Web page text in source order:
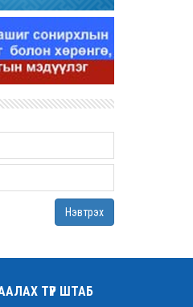
хуралдаанаар
хуралдаан
Тамгын газрын
томиллоо
нийт шүүгчийн
Нэвтрэх
ТҮР ШТАБ